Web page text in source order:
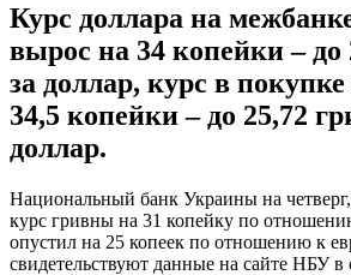
Курс доллара на
вырос на 34 копейки – до
за доллар, курс в
34,5 копейки – до 25,72
доллар.
Национальный банк Украины на
курс гривны на 31 копейку по
опустил на 25 копеек по отношению к
свидетельствуют данные на сайте НБУ в